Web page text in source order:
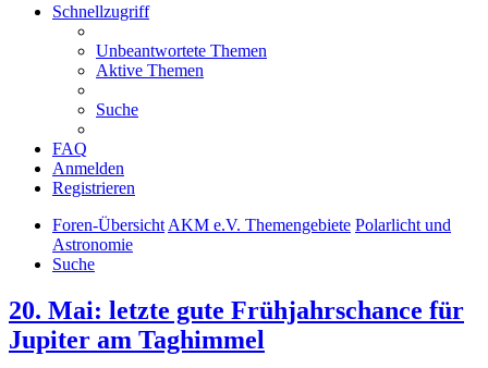
Schnellzugriff
Unbeantwortete Themen
Aktive Themen
Suche
FAQ
Anmelden
Registrieren
Foren-Übersicht AKM e.V. Themengebiete Polarlicht und
Astronomie
Suche
20. Mai: letzte gute Frühjahrschance für
Jupiter am Taghimmel